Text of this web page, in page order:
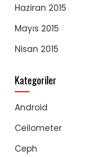
Haziran 2015
Mayıs 2015
Nisan 2015
Kategoriler
Android
Ceilometer
Ceph